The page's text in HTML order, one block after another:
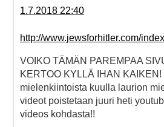
1.7.2018 22:40
http://www.jewsforhitler.com/
VOIKO TÄMÄN PAREMPAA
KERTOO KYLLÄ IHAN KAIKEN!
mielenkiintoista kuulla laurion
videot poistetaan juuri heti
videos kohdasta!!